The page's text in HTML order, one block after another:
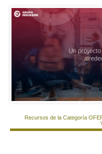
Recursos de la Categoría